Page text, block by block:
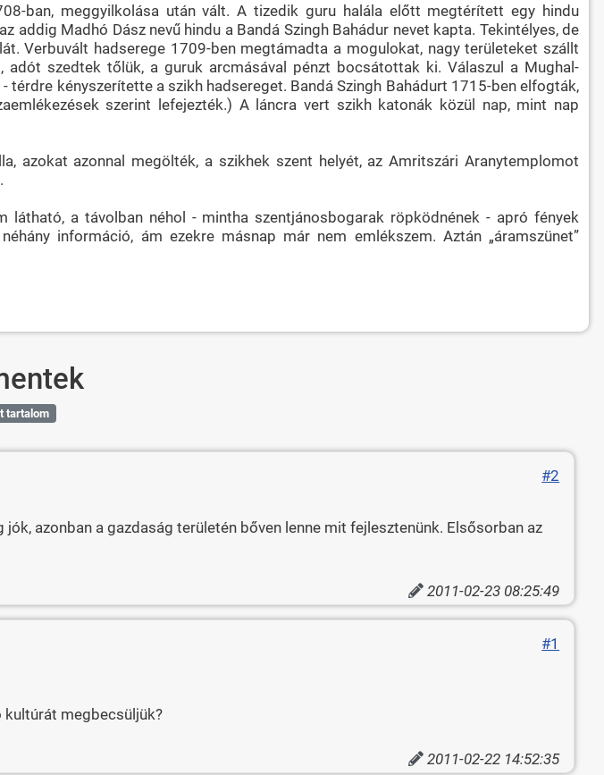
ban, meggyilkolása után vált. A tizedik guru halála előtt megtérített egy hindu
Madhó Dász nevű hindu a Bandá Szingh Bahádur nevet kapta. Tekintélyes, de
Verbuvált hadserege 1709-ben megtámadta a mogulokat, nagy területeket szállt
szedtek tőlük, a guruk arcmásával pénzt bocsátottak ki. Válaszul a Mughal-
kényszerítette a szikh hadsereget. Bandá Szingh Bahádurt 1715-ben elfogták,
szerint lefejezték.) A láncra vert szikh katonák közül nap, mint nap
azokat azonnal megölték, a szikhek szent helyét, az Amritszári Aranytemplomot
a távolban néhol - mintha szentjánosbogarak röpködnének - apró fények
információ, ám ezekre másnap már nem emlékszem. Aztán „áramszünet”
tartalom
#2
azonban a gazdaság területén bőven lenne mit fejlesztenünk. Elsősorban az
2011-02-23 08:25:49
#1
kultúrát megbecsüljük?
2011-02-22 14:52:35